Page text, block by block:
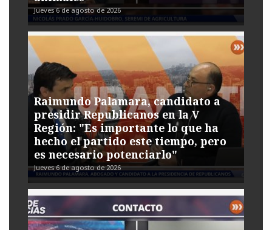
Jueves 6 de agosto de 2026
Raimundo Palamara, candidato a
presidir Republicanos en la V
Región: "Es importante lo que ha
hecho el partido este tiempo, pero
es necesario potenciarlo"
Jueves 6 de agosto de 2026